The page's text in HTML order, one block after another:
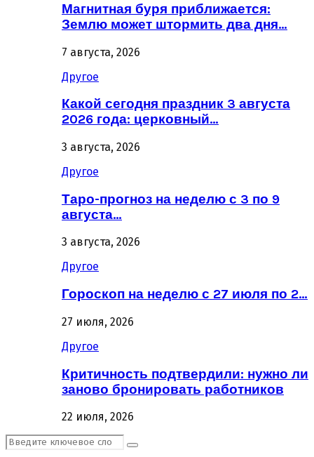
Магнитная буря приближается:
Землю может штормить два дня…
7 августа, 2026
Другое
Какой сегодня праздник 3 августа
2026 года: церковный…
3 августа, 2026
Другое
Таро-прогноз на неделю с 3 по 9
августа…
3 августа, 2026
Другое
Гороскоп на неделю с 27 июля по 2…
27 июля, 2026
Другое
Критичность подтвердили: нужно ли
заново бронировать работников
22 июля, 2026
Поиск:
Поиск